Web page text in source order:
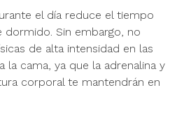
el día reduce el tiempo
dormido. Sin embargo, no
de alta intensidad en las
la cama, ya que la adrenalina y
corporal te mantendrán en